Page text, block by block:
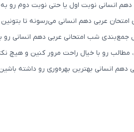
انسانی نوبت اول یا حتی نوبت دوم رو
عربی دهم انسانی می‌رسونه تا
جمع‌بندی شب امتحانی عربی دهم انسانی
رو با خیال راحت مرور کنین و هیچ
انسانی بهترین بهره‌وری رو داشته